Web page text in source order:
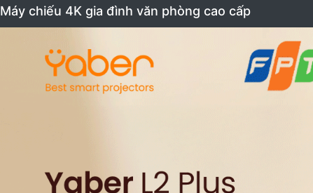
Máy chiếu 4K gia đình văn phòng cao cấp